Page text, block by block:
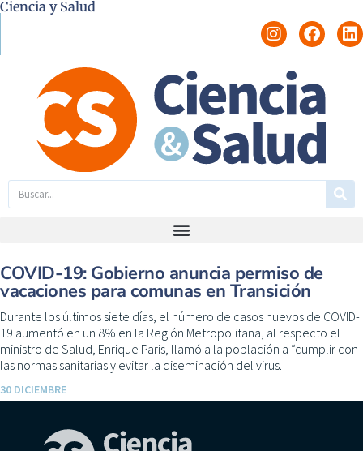
Ciencia y Salud
COVID-19: Gobierno anuncia permiso de
vacaciones para comunas en Transición
Durante los últimos siete días, el número de casos nuevos de COVID-
19 aumentó en un 8% en la Región Metropolitana, al respecto el
ministro de Salud, Enrique Paris, llamó a la población a “cumplir con
las normas sanitarias y evitar la diseminación del virus.
30 DICIEMBRE